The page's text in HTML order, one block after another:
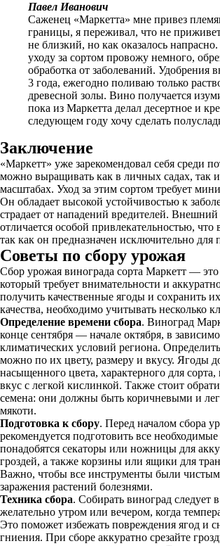
Павел Иванович
Саженец «Маркетта» мне привез
границы, я переживал, что не
не близкий, но как оказалось
уходу за сортом провожу немного,
обработка от заболеваний. Удобрения
3 года, ежегодно поливаю только
древесной золы. Вино получается
пока из Маркетта делал десертное и
следующем году хочу сделать
Заключение
«Маркетт» уже зарекомендовал себя среди
можно выращивать как в личных садах, так
масштабах. Уход за этим сортом требует
Он обладает высокой устойчивостью к
страдает от нападений вредителей.
отличается особой привлекательностью,
так как он предназначен исключительно для
Советы по сбору урожая
Сбор урожая винограда сорта Маркетт —
который требует внимательности и
получить качественные ягоды и сохранить
качества, необходимо учитывать несколько
Определение времени сбора. Виноград
конце сентября — начале октября, в
климатических условий региона.
можно по их цвету, размеру и вкусу. Ягоды
насыщенного цвета, характерного для
вкус с легкой кислинкой. Также стоит
семена: они должны быть коричневыми и
мякоти.
Подготовка к сбору. Перед началом сбора
рекомендуется подготовить все
понадобятся секаторы или ножницы для
гроздей, а также корзины или ящики для
Важно, чтобы все инструменты были
заражения растений болезнями.
Техника сбора. Собирать виноград следует
желательно утром или вечером, когда
Это поможет избежать повреждения ягод и
гниения. При сборе аккуратно срезайте